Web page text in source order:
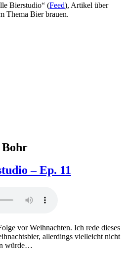
Bierstudio“ (Feed), Artikel über
Thema Bier brauen.
Bohr
– Ep. 11
vor Weihnachten. Ich rede dieses
allerdings vielleicht nicht
würde…